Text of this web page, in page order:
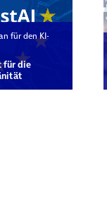
für den KI-
für die